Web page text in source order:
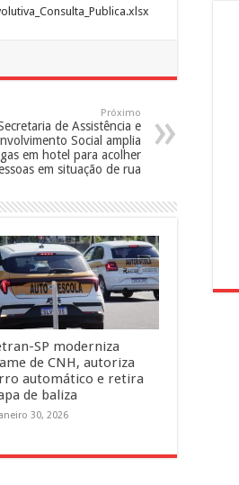
Próximo
de Assistência e
Social amplia
em hotel para acolher
em situação de rua
SP moderniza
de CNH, autoriza
automático e retira
de baliza
30, 2026